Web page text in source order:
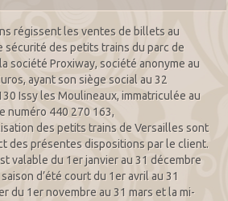
régissent les ventes de billets au
sécurité des petits trains du parc de
société Proxiway, société anonyme au
ayant son siège social au 32
Issy les Moulineaux, immatriculée au
numéro 440 270 163,
des petits trains de Versailles sont
des présentes dispositions par le client.
valable du 1er janvier au 31 décembre
d’été court du 1er avril au 31
du 1er novembre au 31 mars et la mi-